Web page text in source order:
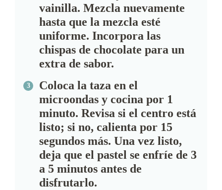
vainilla. Mezcla nuevamente
hasta que la mezcla esté
uniforme. Incorpora las
chispas de chocolate para un
extra de sabor.
Coloca la taza en el
microondas y cocina por 1
minuto. Revisa si el centro está
listo; si no, calienta por 15
segundos más. Una vez listo,
deja que el pastel se enfríe de 3
a 5 minutos antes de
disfrutarlo.